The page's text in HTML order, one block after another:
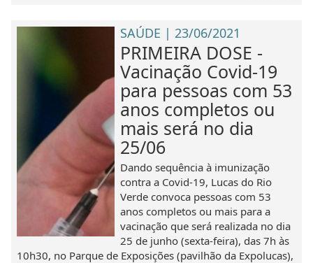
SAÚDE | 23/06/2021
PRIMEIRA DOSE -
Vacinação Covid-19
para pessoas com 53
anos completos ou
mais será no dia
25/06
Dando sequência à imunização
contra a Covid-19, Lucas do Rio
Verde convoca pessoas com 53
anos completos ou mais para a
vacinação que será realizada no dia
25 de junho (sexta-feira), das 7h às
10h30, no Parque de Exposições (pavilhão da Expolucas),